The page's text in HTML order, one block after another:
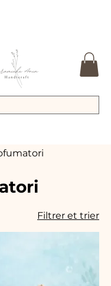
Filtrer et trier